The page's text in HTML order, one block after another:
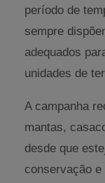
período de
sempre
adequados
unidades de
A campanha
mantas,
desde que
conservação